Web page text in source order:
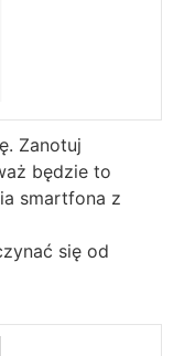
Zanotuj
będzie to
smartfona z
się od